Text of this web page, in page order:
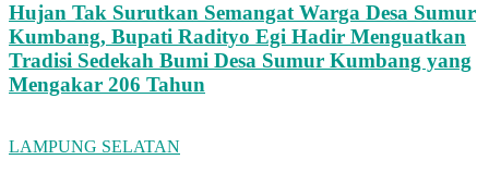
Hujan Tak Surutkan Semangat Warga Desa Sumur
Kumbang, Bupati Radityo Egi Hadir Menguatkan
Tradisi Sedekah Bumi Desa Sumur Kumbang yang
Mengakar 206 Tahun
LAMPUNG SELATAN